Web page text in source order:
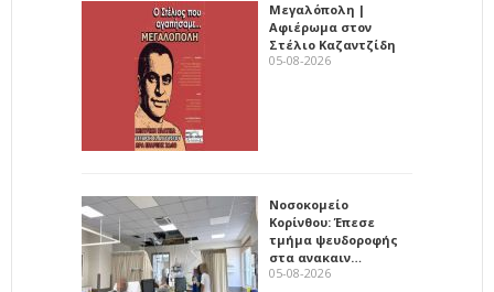
Μεγαλόπολη |
Αφιέρωμα στον
Στέλιο Καζαντζίδη
05-08-2026
Νοσοκομείο
Κορίνθου: Έπεσε
τμήμα ψευδοροφής
στα ανακαιν…
05-08-2026